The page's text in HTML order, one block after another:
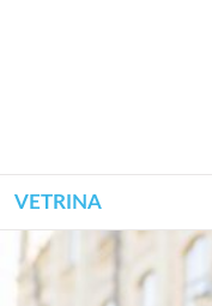
VETRINA